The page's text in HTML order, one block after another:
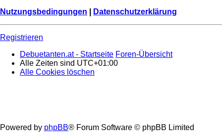
Nutzungsbedingungen
Datenschutzerklärung
Registrieren
Debuetanten.at - Startseite Foren-Übersicht
Alle Zeiten sind UTC+01:00
Alle Cookies löschen
Powered by phpBB® Forum Software © phpBB Limited